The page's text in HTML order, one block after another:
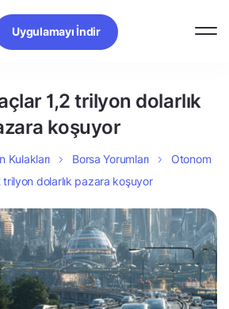
Uygulamayı İndir
1,2 trilyon dolarlık
koşuyor
Kulakları Borsa Yorumları
Otonom
trilyon dolarlık pazara koşuyor